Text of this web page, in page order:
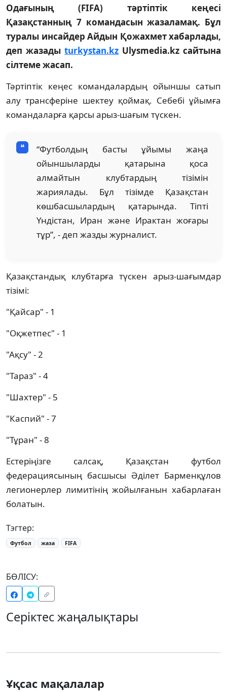
Одағының (FIFA) тәртіптік кеңесі
Қазақстанның 7 командасын жазаламақ. Бұл
туралы инсайдер Айдын Қожахмет хабарлады,
деп жазады turkystan.kz Ulysmedia.kz сайтына
сілтеме жасап.
Тәртіптік кеңес командалардың ойыншы сатып
алу трансферіне шектеу қоймақ. Себебі ұйымға
командаларға қарсы арыз-шағым түскен.
“Футболдың басты ұйымы жаңа
ойыншыларды қатарына қоса
алмайтын клубтардың тізімін
жариялады. Бұл тізімде Қазақстан
көшбасшылардың қатарында. Тіпті
Үндістан, Иран және Ирактан жоғары
тұр”, - деп жазды журналист.
Қазақстандық клубтарға түскен арыз-шағымдар
тізімі:
"Қайсар" - 1
"Оқжетпес" - 1
"Ақсу" - 2
"Тараз" - 4
"Шахтер" - 5
"Каспий" - 7
"Тұран" - 8
Естеріңізге салсақ, Қазақстан футбол
федерациясының басшысы Әділет Барменқұлов
легионерлер лимитінің жойылғанын хабарлаған
болатын.
Тэгтер:
Футбол жаза FIFA
БӨЛІСУ:
Серіктес жаңалықтары
Ұқсас мақалалар